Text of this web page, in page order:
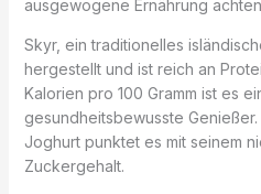
ausgewogene Ernährung
Skyr, ein traditionelles
hergestellt und ist reich an
Kalorien pro 100 Gramm ist es
gesundheitsbewusste
Joghurt punktet es mit seinem
Zuckergehalt.